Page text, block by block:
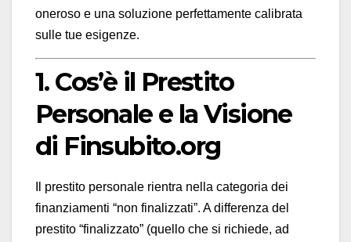
oneroso e una soluzione perfettamente calibrata
sulle tue esigenze.
1. Cos’è il Prestito
Personale e la Visione
di Finsubito.org
Il prestito personale rientra nella categoria dei
finanziamenti “non finalizzati”. A differenza del
prestito “finalizzato” (quello che si richiede, ad